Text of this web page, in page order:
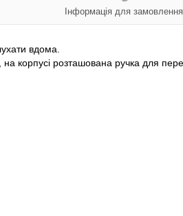
Інформація для замовлення
вдома.
корпусі розташована ручка для